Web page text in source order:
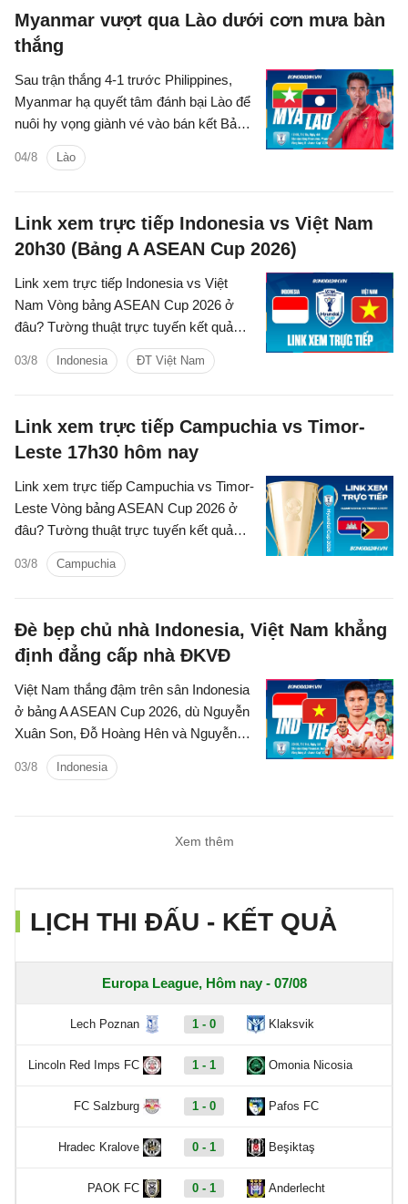
Myanmar vượt qua Lào dưới cơn mưa bàn
thắng
Sau trận thắng 4-1 trước Philippines,
Myanmar hạ quyết tâm đánh bại Lào để
nuôi hy vọng giành vé vào bán kết Bảng
B tại giải vô địch Đông Nam Á.
04/8 Lào
Link xem trực tiếp Indonesia vs Việt Nam
20h30 (Bảng A ASEAN Cup 2026)
Link xem trực tiếp Indonesia vs Việt
Nam Vòng bảng ASEAN Cup 2026 ở
đâu? Tường thuật trực tuyến kết quả
bóng đá Indonesia vs Việt Nam trên
kênh phát sóng nào?
03/8 Indonesia ĐT Việt Nam
Link xem trực tiếp Campuchia vs Timor-
Leste 17h30 hôm nay
Link xem trực tiếp Campuchia vs Timor-
Leste Vòng bảng ASEAN Cup 2026 ở
đâu? Tường thuật trực tuyến kết quả
bóng đá Campuchia vs Timor-Leste trên
kênh phát sóng nào?
03/8 Campuchia
Đè bẹp chủ nhà Indonesia, Việt Nam khẳng
định đẳng cấp nhà ĐKVĐ
Việt Nam thắng đậm trên sân Indonesia
ở bảng A ASEAN Cup 2026, dù Nguyễn
Xuân Son, Đỗ Hoàng Hên và Nguyễn
Quang Hải chỉ vào sân trong hiệp hai
03/8 Indonesia
Xem thêm
LỊCH THI ĐẤU - KẾT QUẢ
Europa League, Hôm nay - 07/08
Lech Poznan 1 - 0 Klaksvik
Lincoln Red Imps FC 1 - 1 Omonia Nicosia
FC Salzburg 1 - 0 Pafos FC
Hradec Kralove 0 - 1 Beşiktaş
PAOK FC 0 - 1 Anderlecht